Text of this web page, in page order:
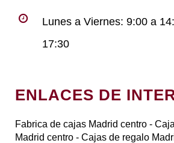
Lunes a Viernes: 9:00 a
17:30
ENLACES DE
Fabrica de cajas Madrid centro -
Madrid centro - Cajas de regalo